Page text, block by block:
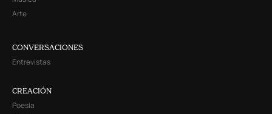
Arte
CONVERSACIONES
Entrevistas
CREACIÓN
Poesía